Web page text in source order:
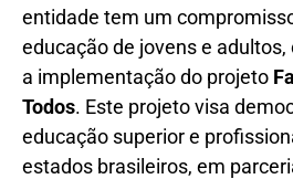
entidade tem um
educação de jovens e
a implementação do projeto
Todos. Este projeto visa
educação superior e
estados brasileiros, em